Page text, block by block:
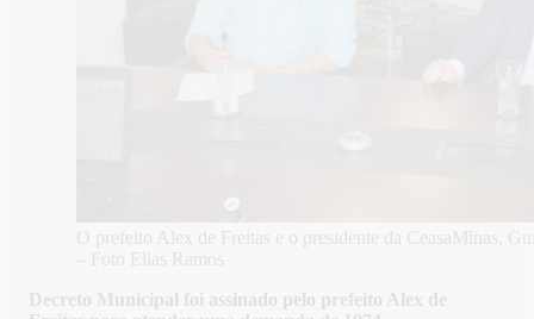
O prefeito Alex de Freitas e o presidente da CeasaMinas,
– Foto Elias Ramos
Decreto Municipal foi assinado pelo prefeito Alex de